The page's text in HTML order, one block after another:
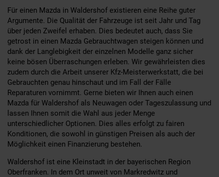
Für einen Mazda in Waldershof existieren eine Reihe guter
Argumente. Die Qualität der Fahrzeuge ist seit Jahr und Tag
über jeden Zweifel erhaben. Dies bedeutet auch, dass Sie
getrost in einen Mazda Gebrauchtwagen steigen können und
dank der Langlebigkeit der einzelnen Modelle ganz sicher
keine bösen Überraschungen erleben. Wir gewährleisten dies
zudem durch die Arbeit unserer Kfz-Meisterwerkstatt, die bei
Gebrauchten genau hinschaut und im Fall der Fälle
Reparaturen vornimmt. Gerne bieten wir Ihnen auch einen
Mazda für Waldershof als Neuwagen oder Tageszulassung und
lassen Ihnen somit die Wahl aus jeder Menge
unterschiedlicher Optionen. Dies alles erfolgt zu fairen
Konditionen, die sowohl in günstigen Preisen als auch der
Möglichkeit einen Finanzierung bestehen.
Waldershof ist eine Kleinstadt in der bayerischen Region
Oberfranken. In dem Ort unweit von Markredwitz und